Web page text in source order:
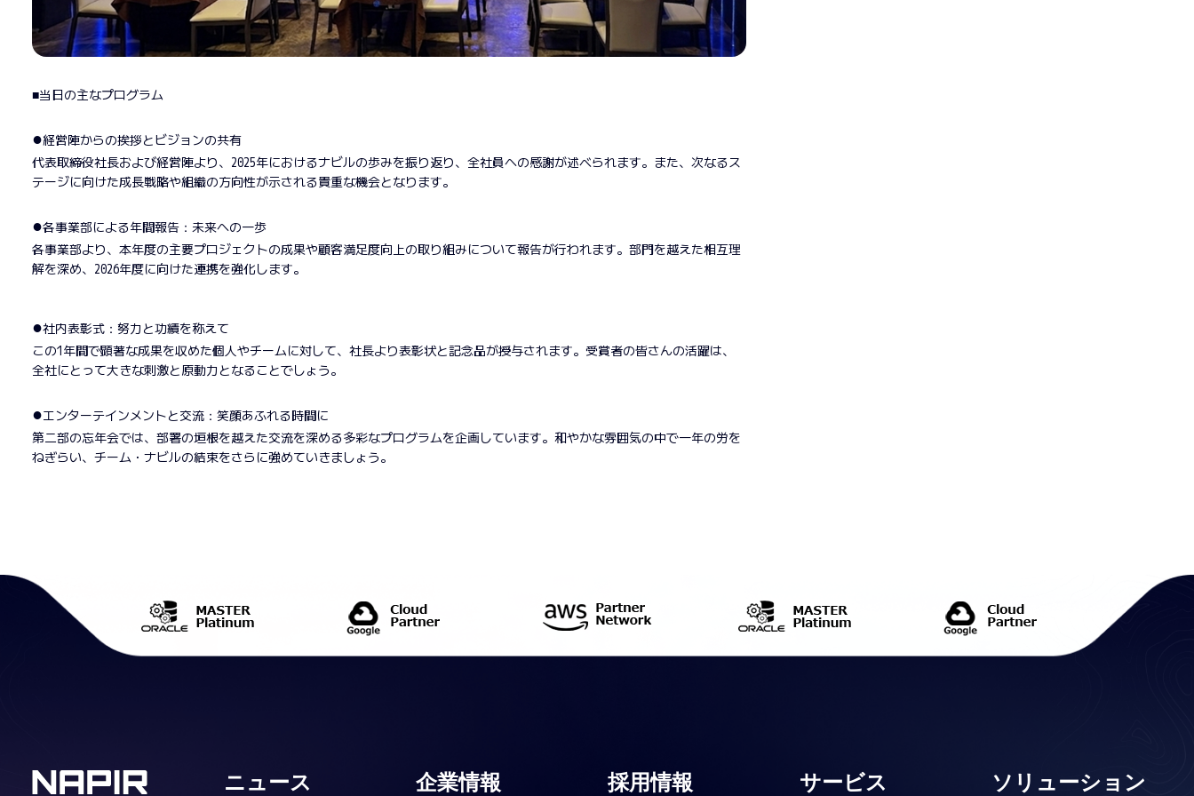
■当日の主なプログラム
●経営陣からの挨拶とビジョンの共有
代表取締役社長および経営陣より、2025年におけるナビルの歩みを振り返り、全社員への感謝が述べられます。また、次なるス
テージに向けた成長戦略や組織の方向性が示される貴重な機会となります。
●各事業部による年間報告：未来への一歩
各事業部より、本年度の主要プロジェクトの成果や顧客満足度向上の取り組みについて報告が行われます。部門を越えた相互理
解を深め、2026年度に向けた連携を強化します。
●社内表彰式：努力と功績を称えて
この1年間で顕著な成果を収めた個人やチームに対して、社長より表彰状と記念品が授与されます。受賞者の皆さんの活躍は、
全社にとって大きな刺激と原動力となることでしょう。
●エンターテインメントと交流：笑顔あふれる時間に
第二部の忘年会では、部署の垣根を越えた交流を深める多彩なプログラムを企画しています。和やかな雰囲気の中で一年の労を
ねぎらい、チーム・ナビルの結束をさらに強めていきましょう。
ニュース 企業情報 採用情報 サービス ソリューション